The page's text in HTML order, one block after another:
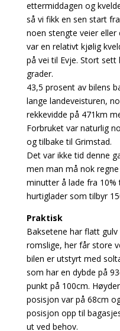
ettermiddagen og
så vi fikk en sen start
noen stengte veier
var en relativt kjølig
på vei til Evje. Stort
grader.
43,5 prosent av bilens
lange landeveisturen,
rekkevidde på 471km
Forbruket var naturlig
og tilbake til Grimstad.
Det var ikke tid denne
men man må nok
minutter å lade fra 10%
hurtiglader som tilbyr
Praktisk
Baksetene har flatt
romslige, her får store
bilen er utstyrt med
som har en dybde på
punkt på 100cm.
posisjon var på 68cm
posisjon opp til
ut ved behov.